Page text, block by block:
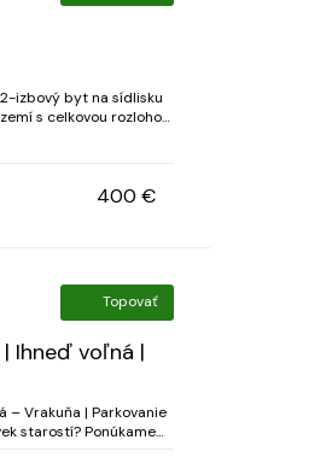
izbový byt na sídlisku
s celkovou rozlohou
400 €
Topovať
Ihneď voľná |
– Vrakuňa | Parkovanie
starostí? Ponúkame